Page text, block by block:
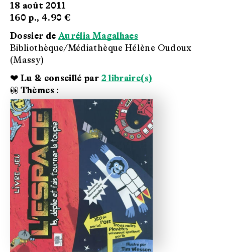
18 août 2011
160 p., 4.90 €
Dossier de Aurélia Magalhaes
Bibliothèque/Médiathèque Hélène Oudoux
(Massy)
❤ Lu & conseillé par 2 libraire(s)
👀 Thèmes :